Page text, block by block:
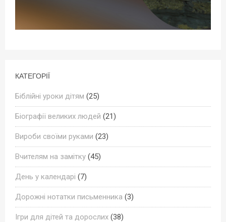
КАТЕГОРІЇ
Біблійні уроки дітям (25)
Біографії великих людей (21)
Вироби своїми руками (23)
Вчителям на замітку (45)
День у календарі (7)
Дорожні нотатки письменника (3)
Ігри для дітей та дорослих (38)